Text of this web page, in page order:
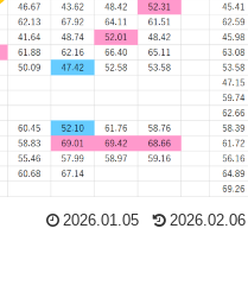
2026.01.05 2026.02.06